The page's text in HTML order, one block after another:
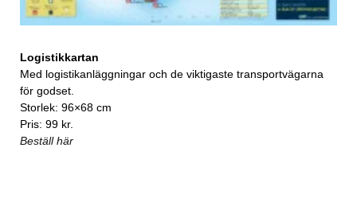
Logistikkartan
Med logistikanläggningar och de viktigaste transportvägarna
för godset.
Storlek: 96×68 cm
Pris: 99 kr.
Beställ här